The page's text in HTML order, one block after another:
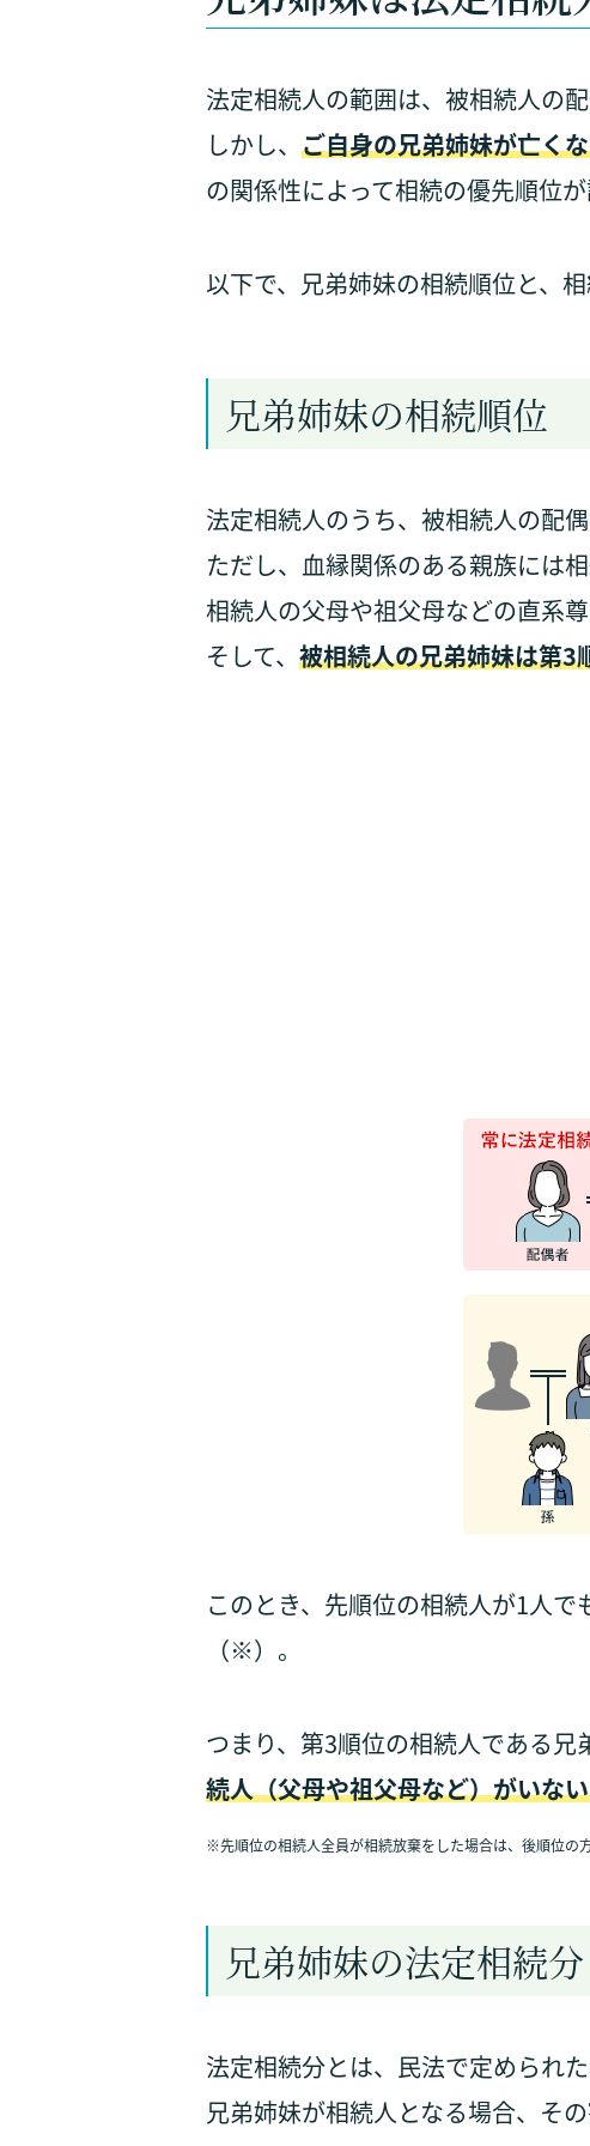
法定相続人の範囲は、被相続人の
しかし、 ご自身の兄弟姉妹が亡く
の関係性によって相続の優先順位が
以下で、兄弟姉妹の相続順位と、
兄弟姉妹の相続順位
法定相続人のうち、被相続人の配
ただし、血縁関係のある親族には
相続人の父母や祖父母などの直系尊
そして、 被相続人の兄弟姉妹は第3
このとき、先順位の相続人が1人
（※）。
つまり、第3順位の相続人である兄
続人（父母や祖父母など）がいな
※先順位の相続人全員が相続放棄をした場合は、後順位の
兄弟姉妹の法定相続分
法定相続分とは、民法で定められ
兄弟姉妹が相続人となる場合、そ